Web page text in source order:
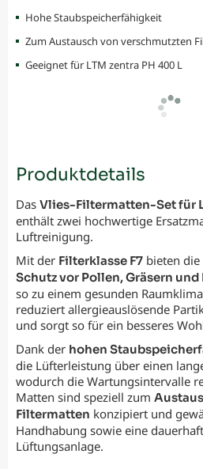
Hohe Staubspeicherfähigkeit
Zum Austausch von verschmutzten
Geeignet für LTM zentra PH 400 L
Produktdetails
Das Vlies-Filtermatten-Set für
enthält zwei hochwertige
Luftreinigung.
Mit der Filterklasse F7 bieten
Schutz vor Pollen, Gräsern und
so zu einem gesunden
reduziert allergieauslösende
und sorgt so für ein besseres
Dank der hohen
die Lüfterleistung über einen
wodurch die Wartungsintervalle
Matten sind speziell zum
Filtermatten konzipiert und
Handhabung sowie eine
Lüftungsanlage.